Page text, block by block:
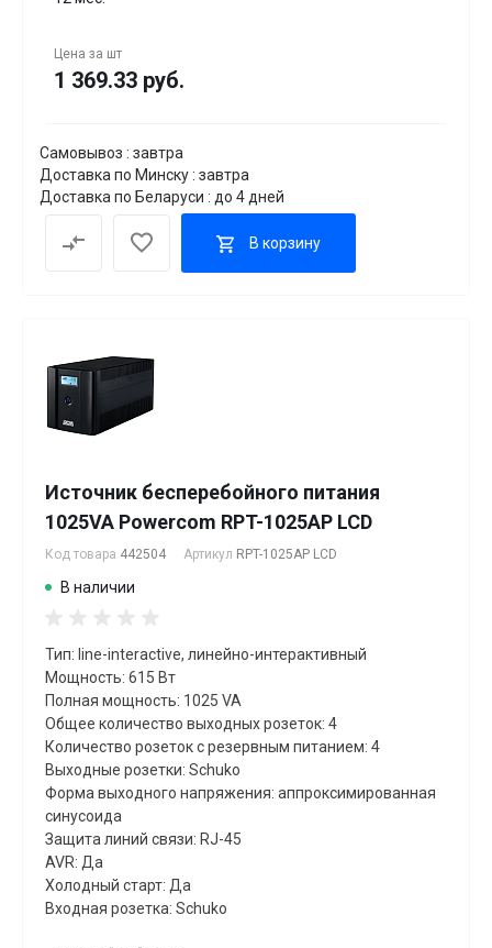
Цена за шт
1 369.33 руб.
Самовывоз : завтра
Доставка по Минску : завтра
Доставка по Беларуси : до 4 дней
В корзину
Источник бесперебойного питания
1025VA Powercom RPT-1025AP LCD
Код товара 442504 Артикул RPT-1025AP LCD
В наличии
Тип: line-interactive, линейно-интерактивный
Мощность: 615 Вт
Полная мощность: 1025 VA
Общее количество выходных розеток: 4
Количество розеток с резервным питанием: 4
Выходные розетки: Schuko
Форма выходного напряжения: аппроксимированная
синусоида
Защита линий связи: RJ-45
AVR: Да
Холодный старт: Да
Входная розетка: Schuko